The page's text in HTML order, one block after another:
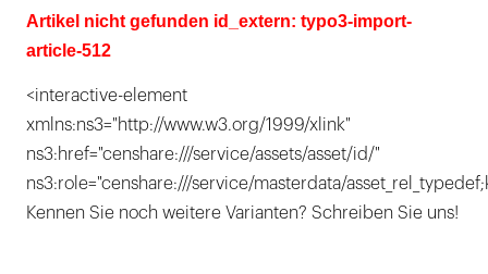
Artikel nicht gefunden id_extern: typo3-import-
article-512
<interactive-element
xmlns:ns3="http://www.w3.org/1999/xlink"
ns3:href="censhare:///service/assets/asset/id/"
ns3:role="censhare:///service/masterdata/
Kennen Sie noch weitere Varianten? Schreiben Sie uns!